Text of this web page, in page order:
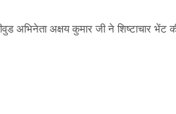
अभिनेता अक्षय कुमार जी ने शिष्टाचार